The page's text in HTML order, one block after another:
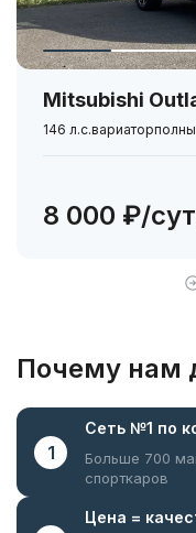
Mitsubishi
146 л.с.вариатор
8 000 ₽/сут
Почему нам
1
Сеть №1 по
Больше 700
спорткаров
Цена =